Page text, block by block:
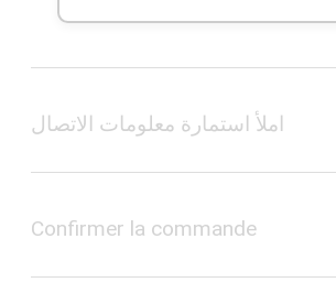
املأ استمارة معلومات الاتصال
Confirmer la commande